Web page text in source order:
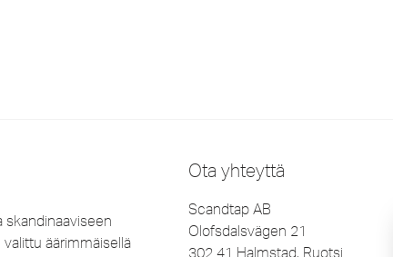
skandinaaviseen
äärimmäisellä
Ota yhteyttä
Scandtap AB
Olofsdalsvägen 21
302 41 Halmstad, Ruotsi